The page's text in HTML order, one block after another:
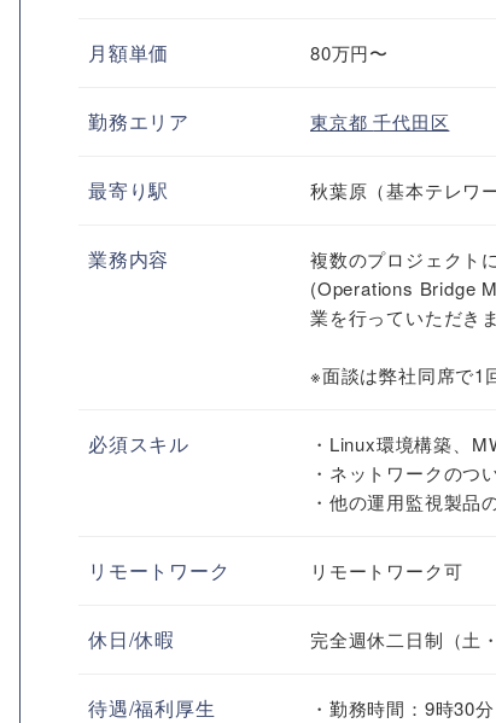
月額単価 80万円〜
勤務エリア 東京都千代田区
最寄り駅 秋葉原（基本テレワ
業務内容
複数のプロジェクト
(Operations Bridge
業を行っていただきま
※面談は弊社同席で1
必須スキル
・Linux環境構築、
・ネットワークのつ
・他の運用監視製品
リモートワーク リモートワーク可
休日/休暇 完全週休二日制（土
待遇/福利厚生
・勤務時間：9時30